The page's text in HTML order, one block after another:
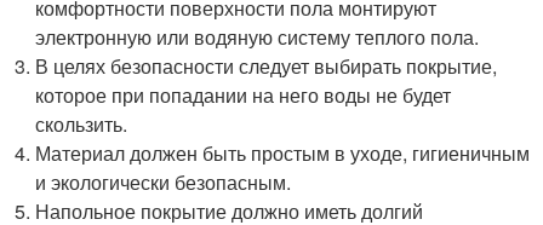
комфортности поверхности пола монтируют
электронную или водяную систему теплого пола.
В целях безопасности следует выбирать покрытие,
которое при попадании на него воды не будет
скользить.
Материал должен быть простым в уходе, гигиеничным
и экологически безопасным.
Напольное покрытие должно иметь долгий